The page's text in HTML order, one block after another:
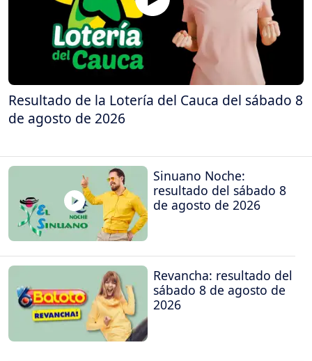
Resultado de la Lotería del Cauca del sábado 8
de agosto de 2026
Sinuano Noche:
resultado del sábado 8
de agosto de 2026
Revancha: resultado del
sábado 8 de agosto de
2026